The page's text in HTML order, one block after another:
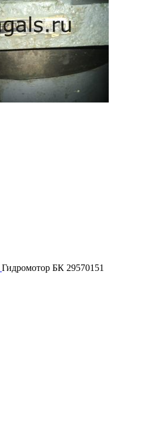
Гидромотор БК 29570151